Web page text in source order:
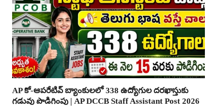
AP కో-ఆపరేటివ్ బ్యాంకులలో 338 ఉద్యోగుల దరఖాస్తుకు
గడువు పొడిగింపు | AP DCCB Staff Assistant Post 2026